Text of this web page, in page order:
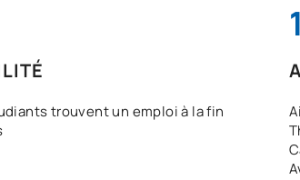
trouvent un emploi à la fin